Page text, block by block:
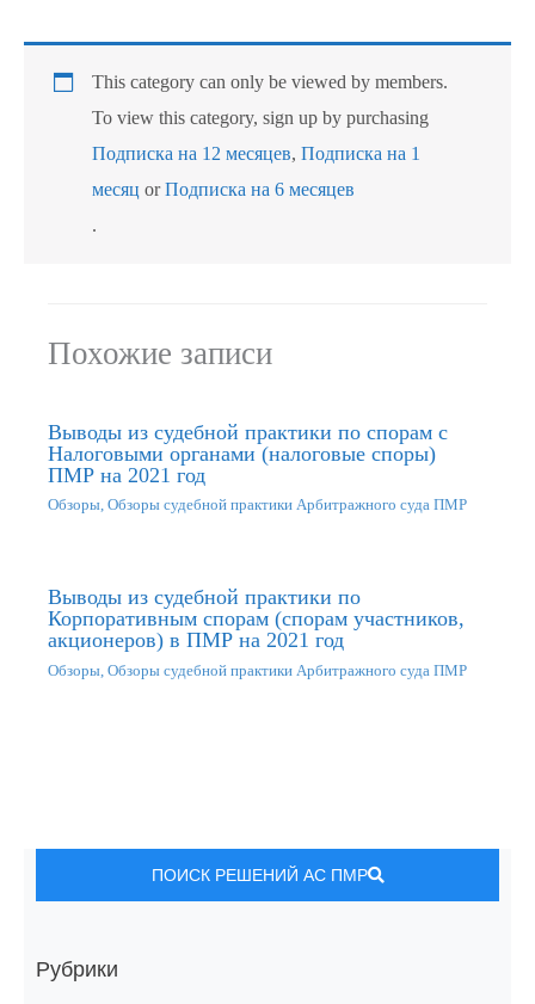
This category can only be viewed by members.
To view this category, sign up by purchasing
Подписка на 12 месяцев,Подписка на 1
месяц orПодписка на 6 месяцев
.
Похожие записи
Выводы из судебной практики по спорам с
Налоговыми органами (налоговые споры)
ПМР на 2021 год
Обзоры, Обзоры судебной практики Арбитражного суда ПМР
Выводы из судебной практики по
Корпоративным спорам (спорам участников,
акционеров) в ПМР на 2021 год
Обзоры Обзоры судебной практики Арбитражного суда ПМР
ПОИСК РЕШЕНИЙ АС ПМР
Рубрики